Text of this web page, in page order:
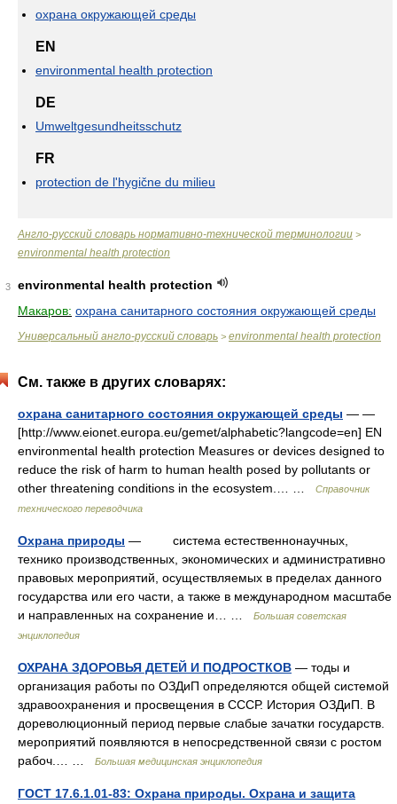
охрана окружающей среды
EN
environmental health protection
DE
Umweltgesundheitsschutz
FR
protection de l'hygične du milieu
Англо-русский словарь нормативно-технической терминологии >
environmental health protection
3
environmental health protection
Макаров: охрана санитарного состояния окружающей среды
Универсальный англо-русский словарь > environmental health protection
См. также в других словарях:
охрана санитарного состояния окружающей среды — —
[http://www.eionet.europa.eu/gemet/alphabetic?langcode=en] EN
environmental health protection Measures or devices designed to
reduce the risk of harm to human health posed by pollutants or
other threatening conditions in the ecosystem.… …
Справочник
технического переводчика
Охрана природы — система естественнонаучных,
технико производственных, экономических и административно
правовых мероприятий, осуществляемых в пределах данного
государства или его части, а также в международном масштабе
и направленных на сохранение и… …
Большая советская
энциклопедия
ОХРАНА ЗДОРОВЬЯ ДЕТЕЙ И ПОДРОСТКОВ — тоды и
организация работы по ОЗДиП определяются общей системой
здравоохранения и просвещения в СССР. История ОЗДиП. В
дореволюционный период первые слабые зачатки государств.
мероприятий появляются в непосредственной связи с ростом
рабоч.… …
Большая медицинская энциклопедия
ГОСТ 17.6.1.01-83: Охрана природы. Охрана и защита